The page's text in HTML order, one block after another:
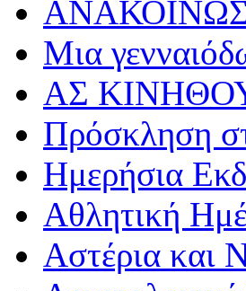
Μια
ΑΣ
Πρόσκληση
Ημερήσια
Αθλητική
Αστέρια και